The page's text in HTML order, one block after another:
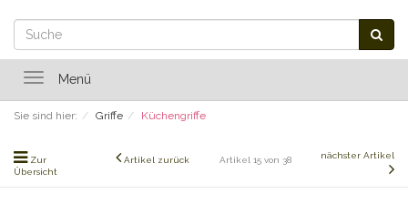
ToggleMenü
Sie sind hier: Griffe Küchengriffe
Zur
Übersicht
Artikel zurück Artikel 15 von 38 nächster Artikel